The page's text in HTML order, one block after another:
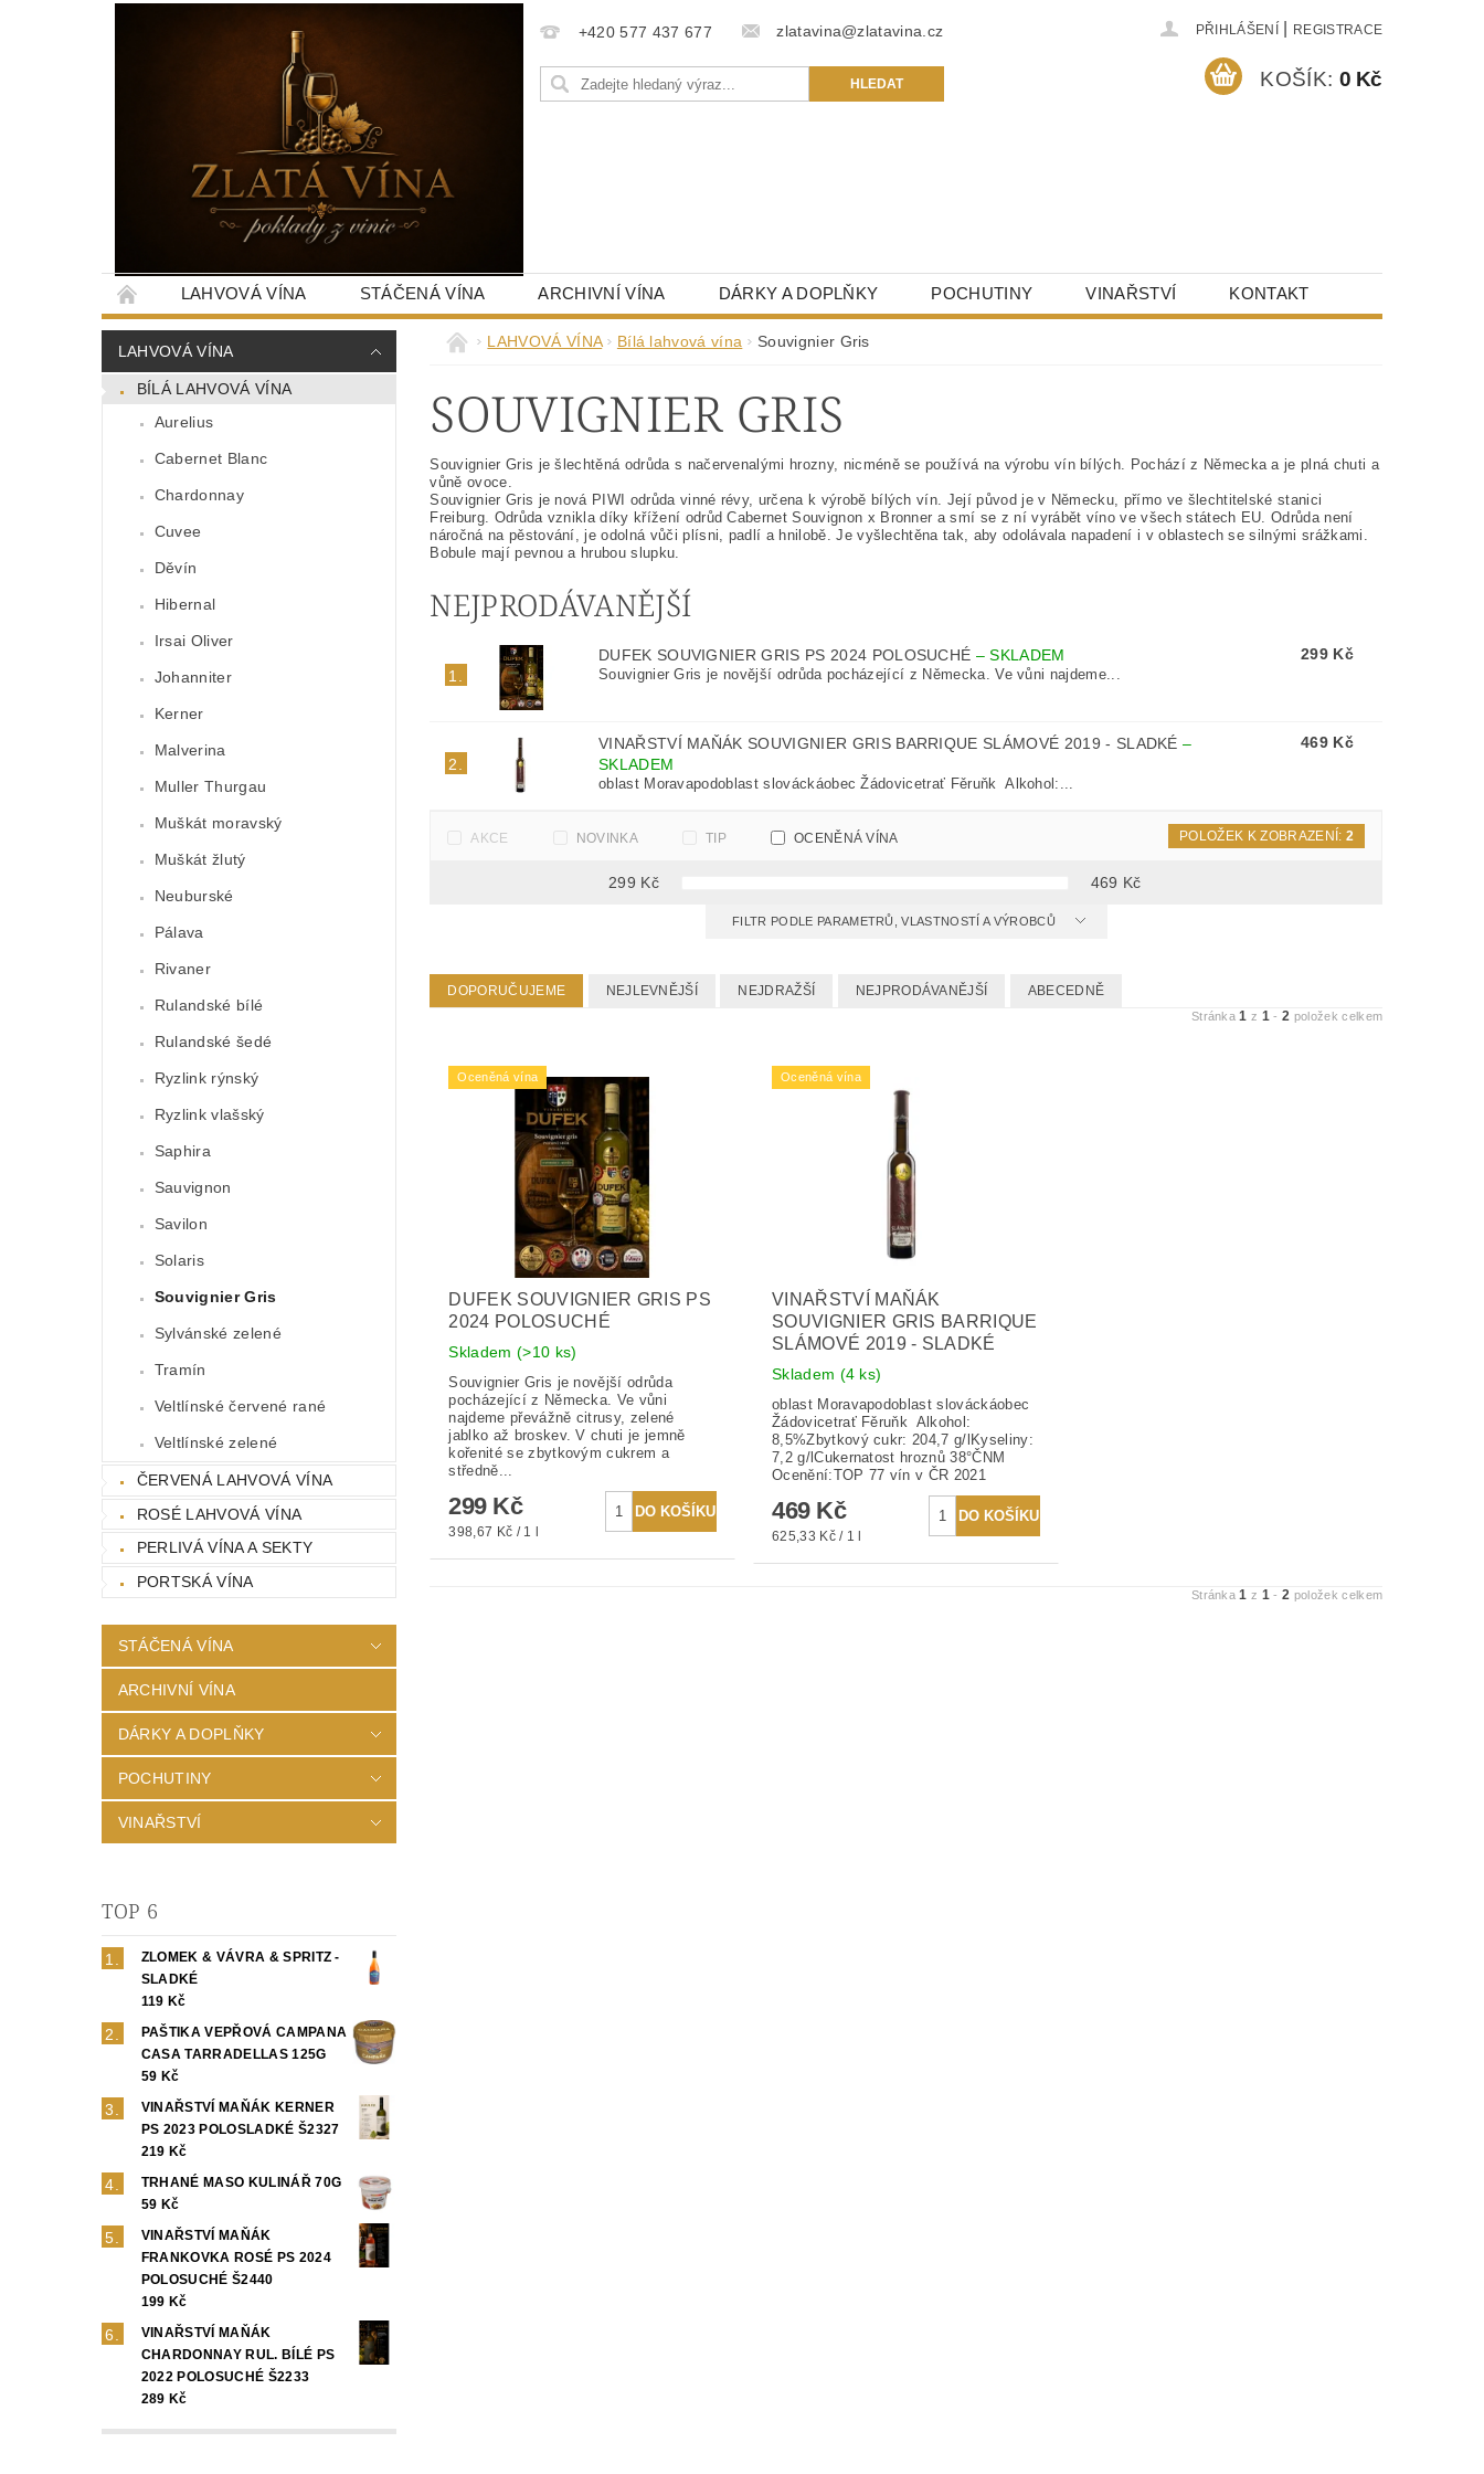
+420 577 437 677 zlatavina@zlatavina.cz PŘIHLÁŠENÍ REGISTRACE
KOŠÍK: 0 Kč
LAHVOVÁ VÍNA STÁČENÁ VÍNA ARCHIVNÍ VÍNA DÁRKY A DOPLŇKY POCHUTINY VINAŘSTVÍ KONTAKT
LAHVOVÁ VÍNA
BÍLÁ LAHVOVÁ VÍNA
Aurelius
Cabernet Blanc
Chardonnay
Cuvee
Děvín
Hibernal
Irsai Oliver
Johanniter
Kerner
Malverina
Muller Thurgau
Muškát moravský
Muškát žlutý
Neuburské
Pálava
Rivaner
Rulandské bílé
Rulandské šedé
Ryzlink rýnský
Ryzlink vlašský
Saphira
Sauvignon
Savilon
Solaris
Souvignier Gris
Sylvánské zelené
Tramín
Veltlínské červené rané
Veltlínské zelené
ČERVENÁ LAHVOVÁ VÍNA
ROSÉ LAHVOVÁ VÍNA
PERLIVÁ VÍNA A SEKTY
PORTSKÁ VÍNA
STÁČENÁ VÍNA
ARCHIVNÍ VÍNA
DÁRKY A DOPLŇKY
POCHUTINY
VINAŘSTVÍ
TOP 6
ZLOMEK & VÁVRA & SPRITZ -
SLADKÉ
119 Kč
PAŠTIKA VEPŘOVÁ CAMPANA
CASA TARRADELLAS 125G
59 Kč
VINAŘSTVÍ MAŇÁK KERNER
PS 2023 POLOSLADKÉ Š2327
219 Kč
TRHANÉ MASO KULINÁŘ 70G
59 Kč
VINAŘSTVÍ MAŇÁK
FRANKOVKA ROSÉ PS 2024
POLOSUCHÉ Š2440
199 Kč
VINAŘSTVÍ MAŇÁK
CHARDONNAY RUL. BÍLÉ PS
2022 POLOSUCHÉ Š2233
289 Kč
LAHVOVÁ VÍNA Bílá lahvová vína Souvignier Gris
SOUVIGNIER GRIS
Souvignier Gris je šlechtěná odrůda s načervenalými hrozny, nicméně se používá na výrobu vín bílých. Pochází z Německa a je plná chuti a
vůně ovoce.
Souvignier Gris je nová PIWI odrůda vinné révy, určena k výrobě bílých vín. Její původ je v Německu, přímo ve šlechtitelské stanici
Freiburg. Odrůda vznikla díky křížení odrůd Cabernet Souvignon x Bronner a smí se z ní vyrábět víno ve všech státech EU. Odrůda není
náročná na pěstování, je odolná vůči plísni, padlí a hnilobě. Je vyšlechtěna tak, aby odolávala napadení i v oblastech se silnými srážkami.
Bobule mají pevnou a hrubou slupku.
NEJPRODÁVANĚJŠÍ
1.
DUFEK SOUVIGNIER GRIS PS 2024 POLOSUCHÉ –SKLADEM
Souvignier Gris je novější odrůda pocházející z Německa. Ve vůni najdeme...
299 Kč
2.
VINAŘSTVÍ MAŇÁK SOUVIGNIER GRIS BARRIQUE SLÁMOVÉ 2019 - SLADKÉ–
SKLADEM
oblast Moravapodoblast slováckáobec Žádovicetrať Fěruňk Alkohol:...
469 Kč
AKCE NOVINKA TIP OCENĚNÁ VÍNA
299 Kč 469 Kč
POLOŽEK K ZOBRAZENÍ: 2
FILTR PODLE PARAMETRŮ, VLASTNOSTÍ A VÝROBCŮ
DOPORUČUJEME NEJLEVNĚJŠÍ NEJDRAŽŠÍ NEJPRODÁVANĚJŠÍ ABECEDNĚ
Stránka1 z 1 -2 položek celkem
Oceněná vína
DUFEK SOUVIGNIER GRIS PS
2024 POLOSUCHÉ
Skladem (>10 ks)
Souvignier Gris je novější odrůda
pocházející z Německa. Ve vůni
najdeme převážně citrusy, zelené
jablko až broskev. V chuti je jemně
kořenité se zbytkovým cukrem a
středně...
299 Kč
398,67 Kč / 1 l
Oceněná vína
VINAŘSTVÍ MAŇÁK
SOUVIGNIER GRIS BARRIQUE
SLÁMOVÉ 2019 - SLADKÉ
Skladem (4 ks)
oblast Moravapodoblast slováckáobec
Žádovicetrať Fěruňk Alkohol:
8,5%Zbytkový cukr: 204,7 g/lKyseliny:
7,2 g/lCukernatost hroznů 38°ČNM
Ocenění:TOP 77 vín v ČR 2021
469 Kč
625,33 Kč / 1 l
Stránka1 z 1 -2 položek celkem